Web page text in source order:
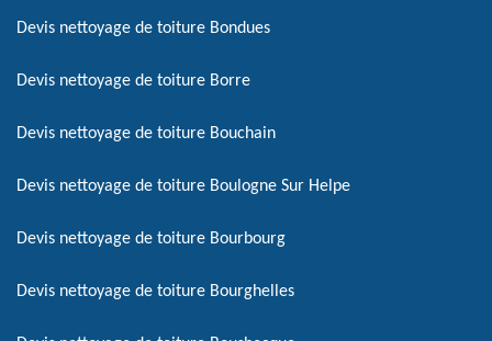
Devis nettoyage de toiture Bondues
Devis nettoyage de toiture Borre
Devis nettoyage de toiture Bouchain
Devis nettoyage de toiture Boulogne Sur Helpe
Devis nettoyage de toiture Bourbourg
Devis nettoyage de toiture Bourghelles